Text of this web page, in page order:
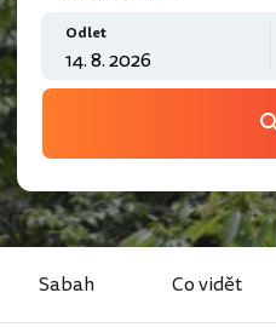
Odlet
Sabah Co vidět